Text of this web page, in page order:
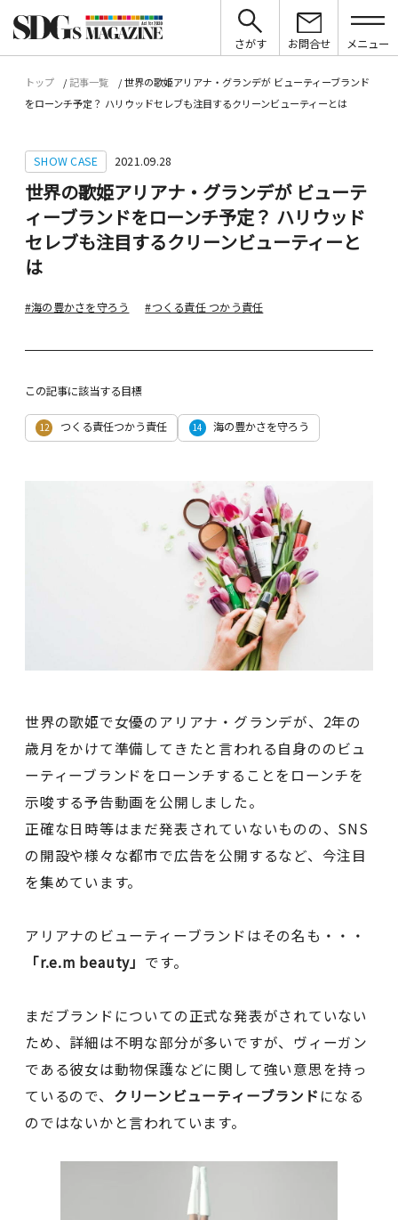
さがす お問合せ メニュー
トップ 記事一覧
世界の歌姫アリアナ・グランデが ビューティーブランド
をローンチ予定？ ハリウッドセレブも注目するクリーンビューティーとは
SHOW CASE 2021.09.28
世界の歌姫アリアナ・グランデが ビューテ
ィーブランドをローンチ予定？ ハリウッド
セレブも注目するクリーンビューティーと
は
#海の豊かさを守ろう #つくる責任 つかう責任
この記事に該当する目標
12 つくる責任つかう責任 14 海の豊かさを守ろう
世界の歌姫で女優のアリアナ・グランデが、2年の
歳月をかけて準備してきたと言われる自身ののビュ
ーティーブランドをローンチすることをローンチを
示唆する予告動画を公開しました。
正確な日時等はまだ発表されていないものの、SNS
の開設や様々な都市で広告を公開するなど、今注目
を集めています。
アリアナのビューティーブランドはその名も・・・
「r.e.m beauty」 です。
まだブランドについての正式な発表がされていない
ため、詳細は不明な部分が多いですが、ヴィーガン
である彼女は動物保護などに関して強い意思を持っ
ているので、 クリーンビューティーブランド になる
のではないかと言われています。